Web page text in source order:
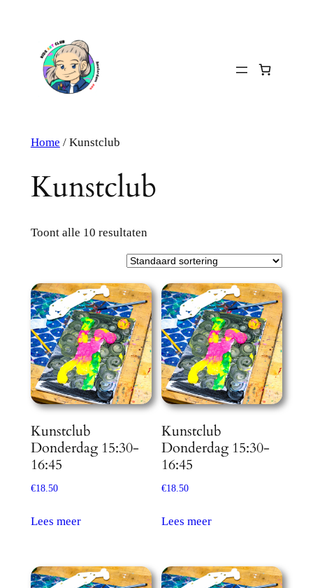
Home / Kunstclub
Kunstclub
Toont alle 10 resultaten
Kunstclub
Donderdag 15:30-
16:45
€18.50
Lees meer
Kunstclub
Donderdag 15:30-
16:45
€18.50
Lees meer